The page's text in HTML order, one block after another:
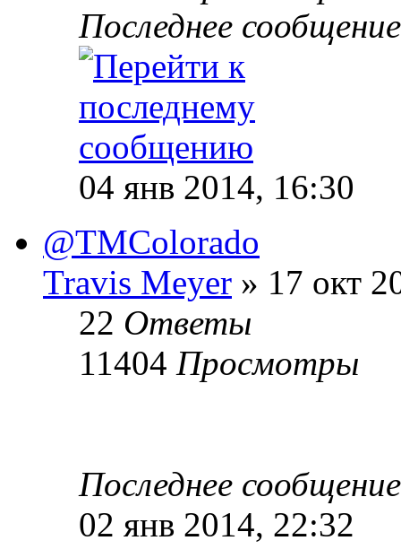
Последнее
04 янв 2014, 16:30
@TMColorado
Travis Meyer » 17 окт
22 Ответы
11404 Просмотры
Последнее
02 янв 2014, 22:32